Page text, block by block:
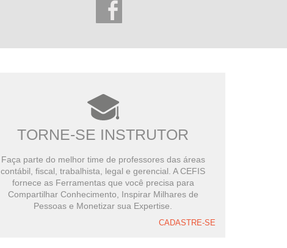
TORNE-SE INSTRUTOR
Faça parte do melhor time de professores das áreas
contábil, fiscal, trabalhista, legal e gerencial. A CEFIS
fornece as Ferramentas que você precisa para
Compartilhar Conhecimento, Inspirar Milhares de
Pessoas e Monetizar sua Expertise.
CADASTRE-SE